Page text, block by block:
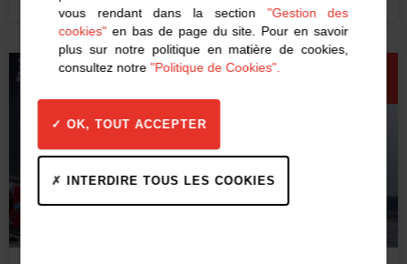
vous rendant dans la section "Gestion des
cookies"en bas de page du site. Pour en savoir
plus sur notre politique en matière de cookies,
consultez notre"Politique de Cookies".
OK, TOUT ACCEPTER
INTERDIRE TOUS LES COOKIES